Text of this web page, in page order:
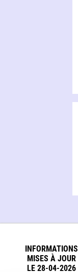
INFORMATIONS
MISES À JOUR
LE 28-04-2026